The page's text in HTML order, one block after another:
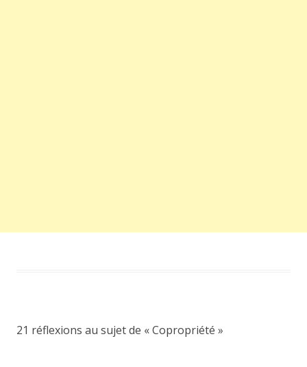
21 réflexions au sujet de «Copropriété »